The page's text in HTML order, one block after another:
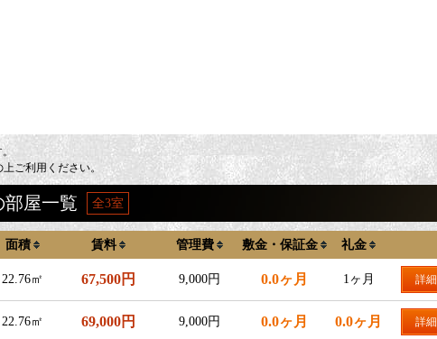
ご利用ください。
部屋一覧 全3室
面積 賃料 管理費 敷金・保証金 礼金
22.76㎡ 67,500円 9,000円 0.0ヶ月 1ヶ月 詳細
22.76㎡ 69,000円 9,000円 0.0ヶ月 0.0ヶ月 詳細